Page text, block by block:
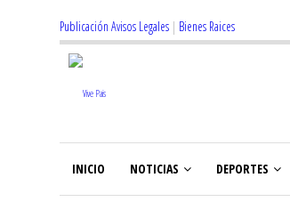
Publicación Avisos Legales | Bienes Raices
INICIO NOTICIAS DEPORTES